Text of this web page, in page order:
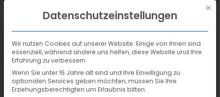
DEUTSCHMit
Datenschutzeinstellungen
Wir nutzen Cookies auf unserer Website. Einige von ihnen sind
essenziell, während andere uns helfen, diese Website und Ihre
Erfahrung zu verbessern.
Wenn Sie unter 16 Jahre alt sind und Ihre Einwilligung zu
optionalen Services geben möchten, müssen Sie Ihre
Erziehungsberechtigten um Erlaubnis bitten.